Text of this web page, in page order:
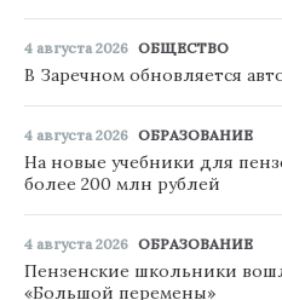
4 августа 2026 ОБЩЕСТВО
В Заречном обновляется
4 августа 2026 ОБРАЗОВАНИЕ
На новые учебники для
более 200 млн рублей
4 августа 2026 ОБРАЗОВАНИЕ
Пензенские школьники
«Большой перемены»